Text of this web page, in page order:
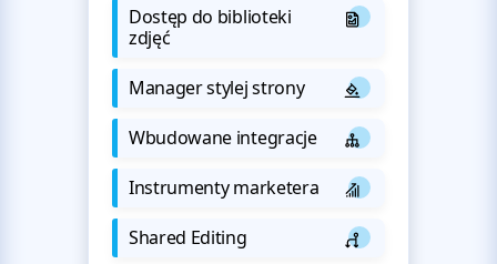
Dostęp do biblioteki
zdjęć
Manager stylej strony
Wbudowane integracje
Instrumenty marketera
Shared Editing